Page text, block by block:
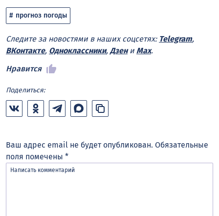
прогноз погоды
Следите за новостями в наших соцсетях: Telegram,
ВКонтакте, Одноклассники, Дзени Max.
Нравится
Поделиться:
Ваш адрес email не будет опубликован. Обязательные
поля помечены *